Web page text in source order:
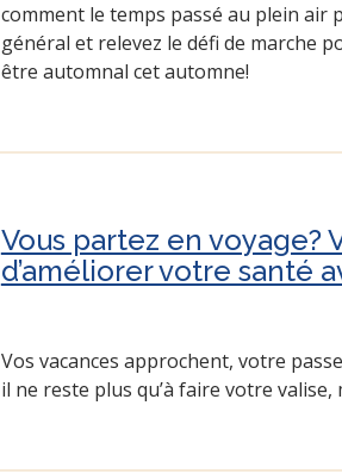
comment le temps passé au plein air
général et relevez le défi de marche
être automnal cet automne!
Vous partez en voyage?
d’améliorer votre santé
Vos vacances approchent, votre
il ne reste plus qu’à faire votre